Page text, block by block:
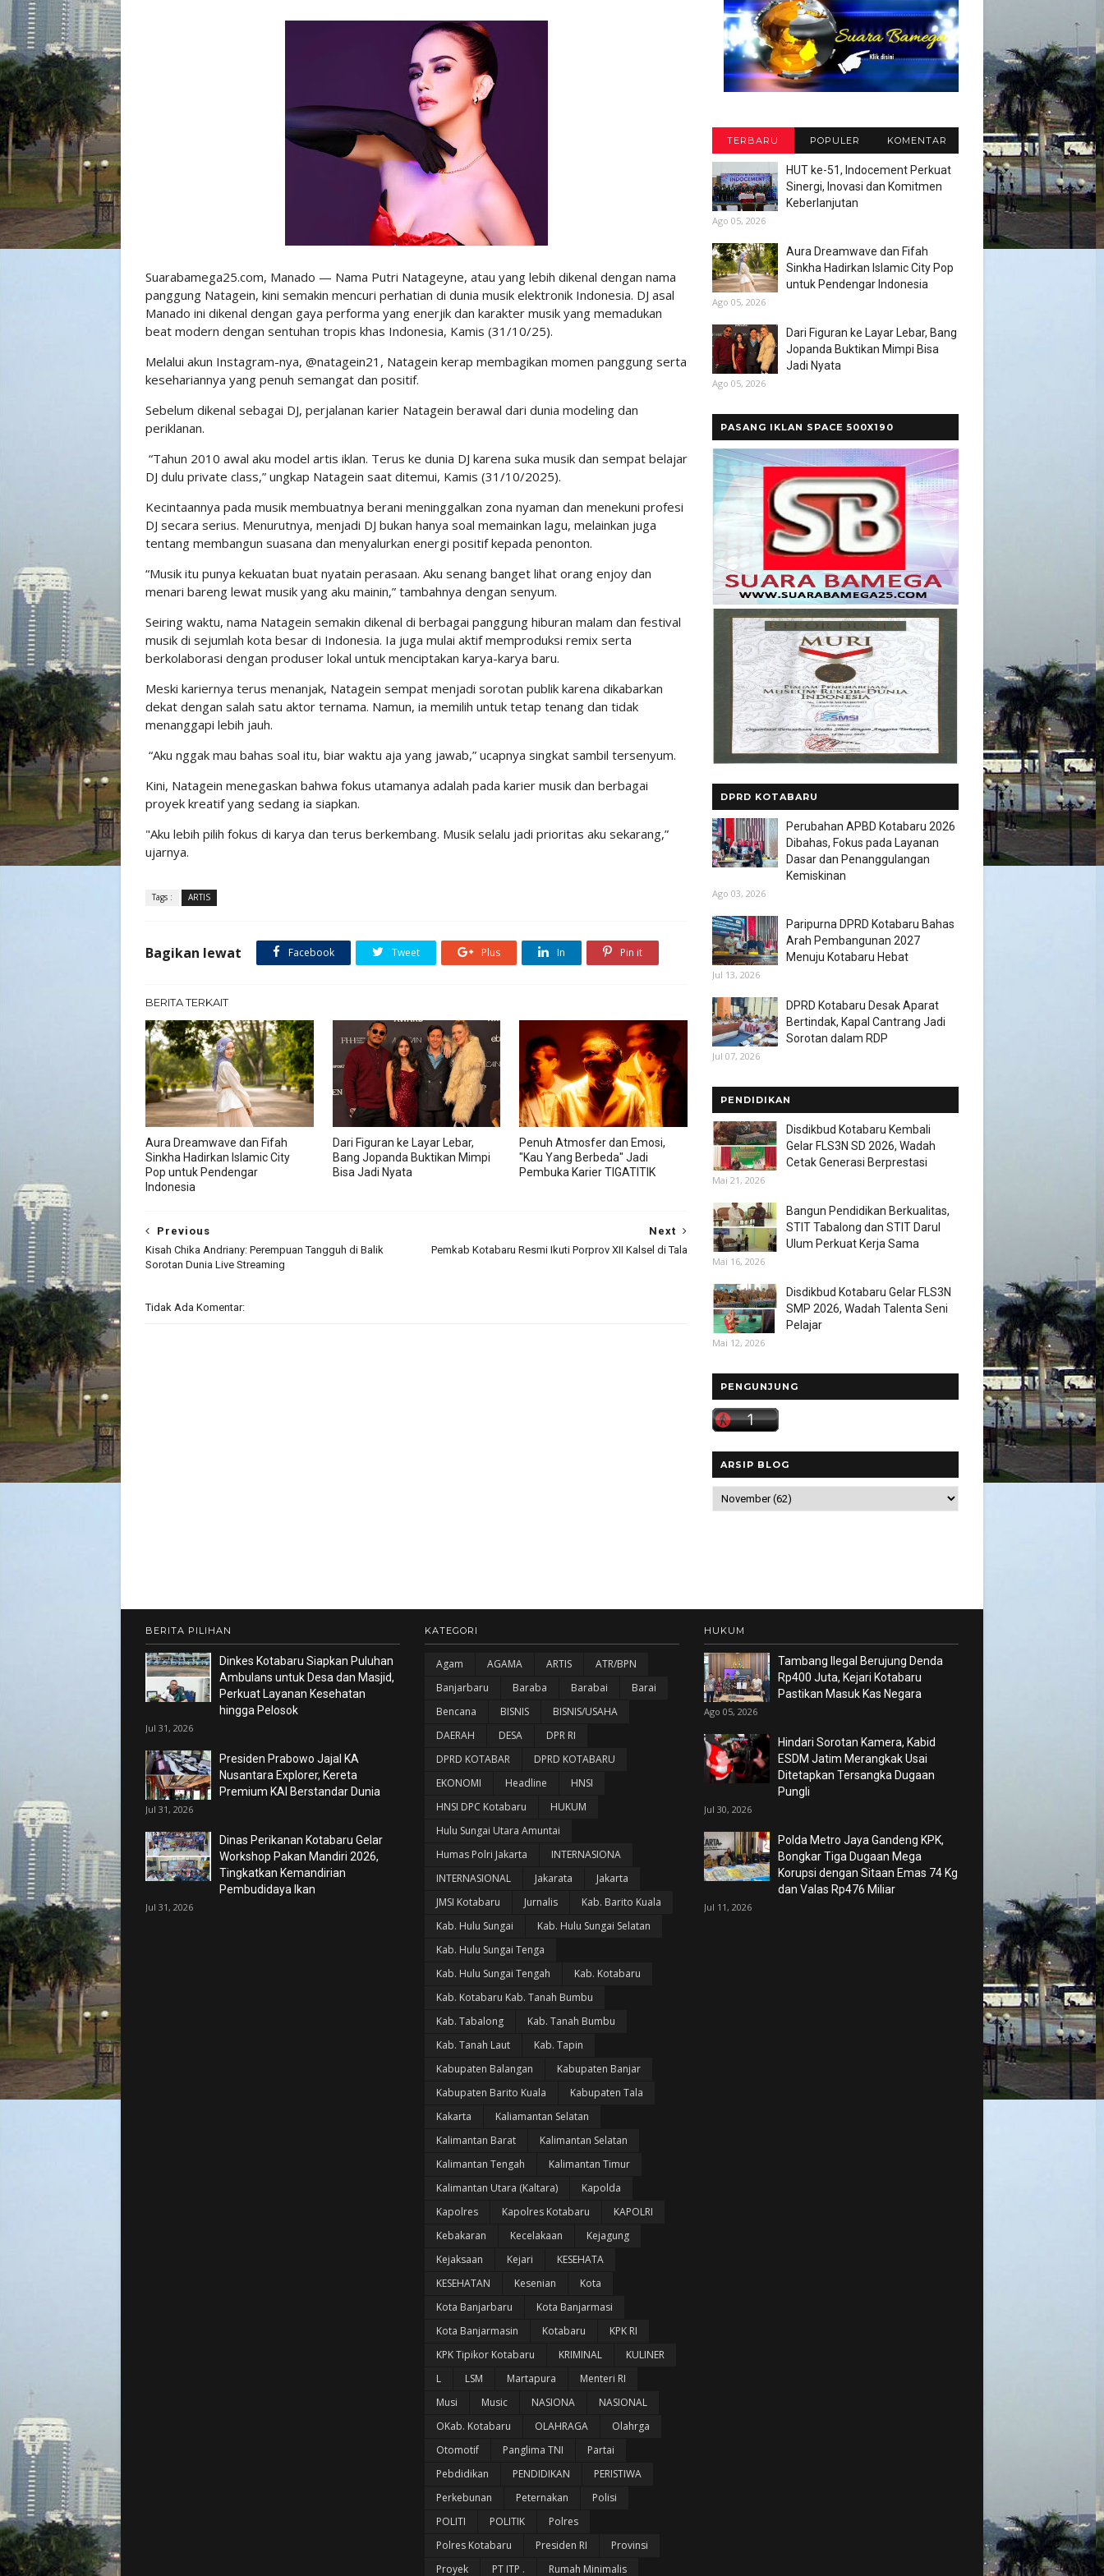
Suarabamega25.com, Manado — Nama Putri Natageyne, atau yang lebih dikenal dengan nama
panggung Natagein, kini semakin mencuri perhatian di dunia musik elektronik Indonesia. DJ asal
Manado ini dikenal dengan gaya performa yang enerjik dan karakter musik yang memadukan
beat modern dengan sentuhan tropis khas Indonesia, Kamis (31/10/25).
Melalui akun Instagram-nya, @natagein21, Natagein kerap membagikan momen panggung serta
kesehariannya yang penuh semangat dan positif.
Sebelum dikenal sebagai DJ, perjalanan karier Natagein berawal dari dunia modeling dan
periklanan.
“Tahun 2010 awal aku model artis iklan. Terus ke dunia DJ karena suka musik dan sempat belajar
DJ dulu private class,” ungkap Natagein saat ditemui, Kamis (31/10/2025).
Kecintaannya pada musik membuatnya berani meninggalkan zona nyaman dan menekuni profesi
DJ secara serius. Menurutnya, menjadi DJ bukan hanya soal memainkan lagu, melainkan juga
tentang membangun suasana dan menyalurkan energi positif kepada penonton.
“Musik itu punya kekuatan buat nyatain perasaan. Aku senang banget lihat orang enjoy dan
menari bareng lewat musik yang aku mainin,” tambahnya dengan senyum.
Seiring waktu, nama Natagein semakin dikenal di berbagai panggung hiburan malam dan festival
musik di sejumlah kota besar di Indonesia. Ia juga mulai aktif memproduksi remix serta
berkolaborasi dengan produser lokal untuk menciptakan karya-karya baru.
Meski kariernya terus menanjak, Natagein sempat menjadi sorotan publik karena dikabarkan
dekat dengan salah satu aktor ternama. Namun, ia memilih untuk tetap tenang dan tidak
menanggapi lebih jauh.
“Aku nggak mau bahas soal itu, biar waktu aja yang jawab,” ucapnya singkat sambil tersenyum.
Kini, Natagein menegaskan bahwa fokus utamanya adalah pada karier musik dan berbagai
proyek kreatif yang sedang ia siapkan.
"Aku lebih pilih fokus di karya dan terus berkembang. Musik selalu jadi prioritas aku sekarang,”
ujarnya.
Tags : ARTIS
Bagikan lewat Facebook Tweet Plus In Pin it
BERITA TERKAIT
Aura Dreamwave dan Fifah
Sinkha Hadirkan Islamic City
Pop untuk Pendengar
Indonesia
Dari Figuran ke Layar Lebar,
Bang Jopanda Buktikan Mimpi
Bisa Jadi Nyata
Penuh Atmosfer dan Emosi,
"Kau Yang Berbeda" Jadi
Pembuka Karier TIGATITIK
Next
Pemkab Kotabaru Resmi Ikuti Porprov XII Kalsel di Tala
Previous
Kisah Chika Andriany: Perempuan Tangguh di Balik
Sorotan Dunia Live Streaming
Tidak Ada Komentar:
TERBARU POPULER KOMENTAR
HUT ke-51, Indocement Perkuat
Sinergi, Inovasi dan Komitmen
Keberlanjutan
Ago 05, 2026
Aura Dreamwave dan Fifah
Sinkha Hadirkan Islamic City Pop
untuk Pendengar Indonesia
Ago 05, 2026
Dari Figuran ke Layar Lebar, Bang
Jopanda Buktikan Mimpi Bisa
Jadi Nyata
Ago 05, 2026
PASANG IKLAN SPACE 500X190
DPRD KOTABARU
Perubahan APBD Kotabaru 2026
Dibahas, Fokus pada Layanan
Dasar dan Penanggulangan
Kemiskinan
Ago 03, 2026
Paripurna DPRD Kotabaru Bahas
Arah Pembangunan 2027
Menuju Kotabaru Hebat
Jul 13, 2026
DPRD Kotabaru Desak Aparat
Bertindak, Kapal Cantrang Jadi
Sorotan dalam RDP
Jul 07, 2026
PENDIDIKAN
Disdikbud Kotabaru Kembali
Gelar FLS3N SD 2026, Wadah
Cetak Generasi Berprestasi
Mai 21, 2026
Bangun Pendidikan Berkualitas,
STIT Tabalong dan STIT Darul
Ulum Perkuat Kerja Sama
Mai 16, 2026
Disdikbud Kotabaru Gelar FLS3N
SMP 2026, Wadah Talenta Seni
Pelajar
Mai 12, 2026
PENGUNJUNG
ARSIP BLOG
BERITA PILIHAN
Dinkes Kotabaru Siapkan Puluhan
Ambulans untuk Desa dan Masjid,
Perkuat Layanan Kesehatan
hingga Pelosok
Jul 31, 2026
Presiden Prabowo Jajal KA
Nusantara Explorer, Kereta
Premium KAI Berstandar Dunia
Jul 31, 2026
Dinas Perikanan Kotabaru Gelar
Workshop Pakan Mandiri 2026,
Tingkatkan Kemandirian
Pembudidaya Ikan
Jul 31, 2026
KATEGORI
Agam AGAMA ARTIS
ATR/BPN
Banjarbaru
Baraba Barabai
Barai
Bencana
BISNIS
BISNIS/USAHA
DAERAH
DESA
DPR RI
DPRD KOTABAR
DPRD KOTABARU
EKONOMI
Headline
HNSI
HNSI DPC Kotabaru
HUKUM
Hulu Sungai Utara Amuntai
Humas Polri Jakarta
INTERNASIONA
INTERNASIONAL
Jakarata
Jakarta
JMSI Kotabaru
Jurnalis
Kab. Barito Kuala
Kab. Hulu Sungai
Kab. Hulu Sungai Selatan
Kab. Hulu Sungai Tenga
Kab. Hulu Sungai Tengah
Kab. Kotabaru
Kab. Kotabaru Kab. Tanah Bumbu
Kab. Tabalong
Kab. Tanah Bumbu
Kab. Tanah Laut
Kab. Tapin
Kabupaten Balangan
Kabupaten Banjar
Kabupaten Barito Kuala
Kabupaten Tala
Kakarta
Kaliamantan Selatan
Kalimantan Barat
Kalimantan Selatan
Kalimantan Tengah
Kalimantan Timur
Kalimantan Utara (Kaltara)
Kapolda
Kapolres
Kapolres Kotabaru
KAPOLRI
Kebakaran
Kecelakaan
Kejagung
Kejaksaan
Kejari
KESEHATA
KESEHATAN
Kesenian
Kota
Kota Banjarbaru
Kota Banjarmasi
Kota Banjarmasin
Kotabaru
KPK RI
KPK Tipikor Kotabaru
KRIMINAL
KULINER
L
LSM Martapura
Menteri RI
Musi
Music NASIONA
NASIONAL
OKab. Kotabaru
OLAHRAGA
Olahrga
Otomotif
Panglima TNI
Partai
Pebdidikan
PENDIDIKAN
PERISTIWA
Perkebunan
Peternakan
Polisi
POLITI
POLITIK
Polres
Polres Kotabaru
Presiden RI
Provinsi
Proyek
PT ITP . Rumah Minimalis
HUKUM
Tambang Ilegal Berujung Denda
Rp400 Juta, Kejari Kotabaru
Pastikan Masuk Kas Negara
Ago 05, 2026
Hindari Sorotan Kamera, Kabid
ESDM Jatim Merangkak Usai
Ditetapkan Tersangka Dugaan
Pungli
Jul 30, 2026
Polda Metro Jaya Gandeng KPK,
Bongkar Tiga Dugaan Mega
Korupsi dengan Sitaan Emas 74 Kg
dan Valas Rp476 Miliar
Jul 11, 2026